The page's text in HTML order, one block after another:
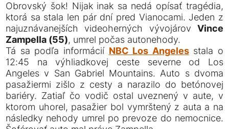
Obrovský šok! Nijak inak sa nedá opísať tragédia,
ktorá sa stala len pár dní pred Vianocami. Jeden z
najuznávanejších videoherných vývojárov Vince
Zampella (55), umrel počas autonehody.
Tá sa podľa informácií NBC Los Angelesstala o
12:45 na výhliadkovej ceste severne od Los
Angeles v San Gabriel Mountains. Auto s dvoma
pasažiermi zišlo z cesty a narazilo do betónovej
bariéry. Zatiaľ čo vodič ostal uveznený v aute, v
ktorom uhorel, pasažier bol vymrštený z auta a na
následky nehody umrel po prevoze do nemocnice.